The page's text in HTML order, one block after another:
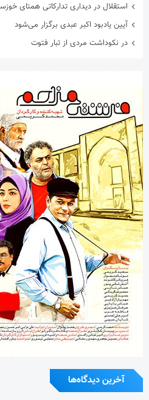
استقلال در دیداری تدارکاتی همتای
آیین یادبود اکبر عبدی برگزار می‌شود
در نکوداشت مردی از تبار فتوت
آخرین دیدگاه‌ها